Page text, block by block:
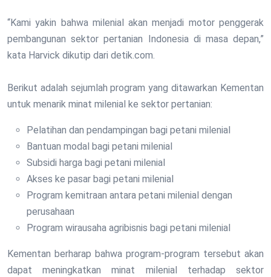
“Kami yakin bahwa milenial akan menjadi motor penggerak
pembangunan sektor pertanian Indonesia di masa depan,”
kata Harvick dikutip dari detik.com.
Berikut adalah sejumlah program yang ditawarkan Kementan
untuk menarik minat milenial ke sektor pertanian:
Pelatihan dan pendampingan bagi petani milenial
Bantuan modal bagi petani milenial
Subsidi harga bagi petani milenial
Akses ke pasar bagi petani milenial
Program kemitraan antara petani milenial dengan
perusahaan
Program wirausaha agribisnis bagi petani milenial
Kementan berharap bahwa program-program tersebut akan
dapat meningkatkan minat milenial terhadap sektor